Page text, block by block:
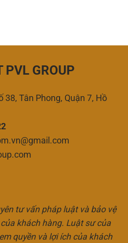
PVL GROUP
38, Tân Phong, Quận 7, Hồ
tư vấn pháp luật và bảo vệ
khách hàng. Luật sư của
quyền và lợi ích của khách